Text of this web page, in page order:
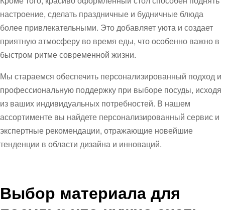
настроение, сделать праздничные и будничные блюда
более привлекательными. Это добавляет уюта и создает
приятную атмосферу во время еды, что особенно важно в
быстром ритме современной жизни.
Мы стараемся обеспечить персонализированный подход и
профессиональную поддержку при выборе посуды, исходя
из ваших индивидуальных потребностей. В нашем
ассортименте вы найдете персонализированный сервис и
экспертные рекомендации, отражающие новейшие
тенденции в области дизайна и инноваций.
Выбор материала для